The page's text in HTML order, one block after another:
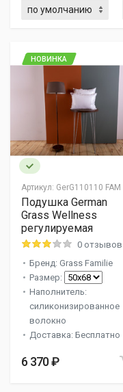
Артикул: GerG110110 FAM
НОВИНКА
Подушка German
Grass Wellness
регулируемая
0 отзывов
Бренд: Grass Familie
Размер:
Наполнитель:
силиконизированное
волокно
Доставка: Бесплатно
6 370 ₽